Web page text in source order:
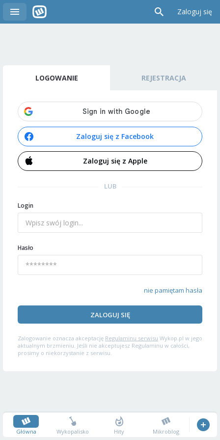
Zaloguj się
LOGOWANIE REJESTRACJA
Zaloguj się z Facebook
Zaloguj się z Apple
LUB
Login
Hasło
nie pamiętam hasła
ZALOGUJ SIĘ
Zalogowanie oznacza akceptację Regulaminu serwisu Wykop.pl w jego
aktualnym brzmieniu. Jeśli nie akceptujesz Regulaminu w całości,
prosimy o niekorzystanie z serwisu.
Główna Wykopalisko Hity Mikroblog